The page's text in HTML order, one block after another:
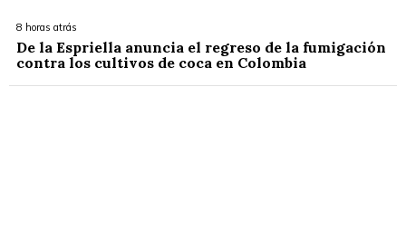
8 horas atrás
De la Espriella anuncia el regreso de la fumigación
contra los cultivos de coca en Colombia